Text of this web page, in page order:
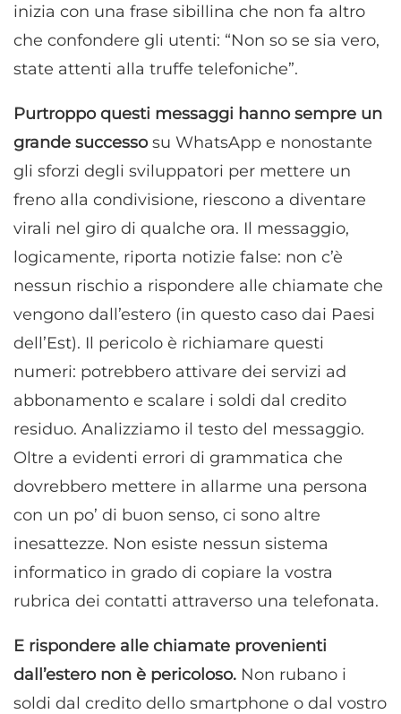
inizia con una frase sibillina che non fa altro
che confondere gli utenti: “Non so se sia vero,
state attenti alla truffe telefoniche”.
Purtroppo questi messaggi hanno sempre un
grande successosu WhatsApp e nonostante
gli sforzi degli sviluppatori per mettere un
freno alla condivisione, riescono a diventare
virali nel giro di qualche ora. Il messaggio,
logicamente, riporta notizie false: non c’è
nessun rischio a rispondere alle chiamate che
vengono dall’estero (in questo caso dai Paesi
dell’Est). Il pericolo è richiamare questi
numeri: potrebbero attivare dei servizi ad
abbonamento e scalare i soldi dal credito
residuo. Analizziamo il testo del messaggio.
Oltre a evidenti errori di grammatica che
dovrebbero mettere in allarme una persona
con un po’ di buon senso, ci sono altre
inesattezze. Non esiste nessun sistema
informatico in grado di copiare la vostra
rubrica dei contatti attraverso una telefonata.
E rispondere alle chiamate provenienti
dall’estero non è pericoloso. Non rubano i
soldi dal credito dello smartphone o dal vostro